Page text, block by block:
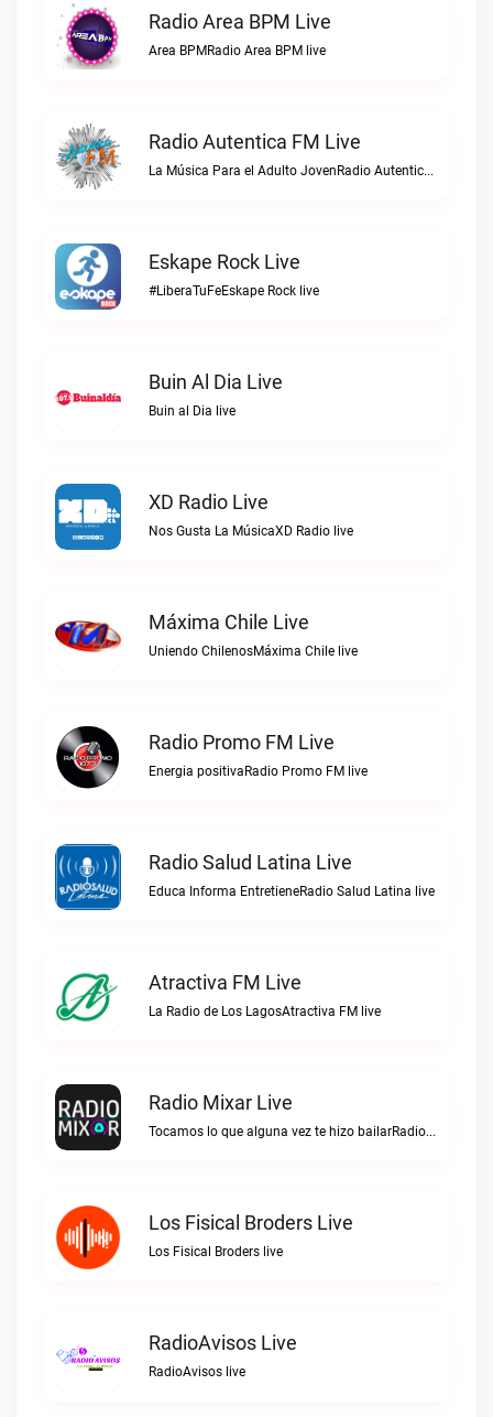
Radio Area BPM Live
Area BPMRadio Area BPM live
Radio Autentica FM Live
La Música Para el Adulto JovenRadio Autentica FM live
Eskape Rock Live
#LiberaTuFeEskape Rock live
Buin Al Dia Live
Buin al Dia live
XD Radio Live
Nos Gusta La MúsicaXD Radio live
Máxima Chile Live
Uniendo ChilenosMáxima Chile live
Radio Promo FM Live
Energia positivaRadio Promo FM live
Radio Salud Latina Live
Educa Informa EntretieneRadio Salud Latina live
Atractiva FM Live
La Radio de Los LagosAtractiva FM live
Radio Mixar Live
Tocamos lo que alguna vez te hizo bailarRadio Mixar live
Los Fisical Broders Live
Los Fisical Broders live
RadioAvisos Live
RadioAvisos live